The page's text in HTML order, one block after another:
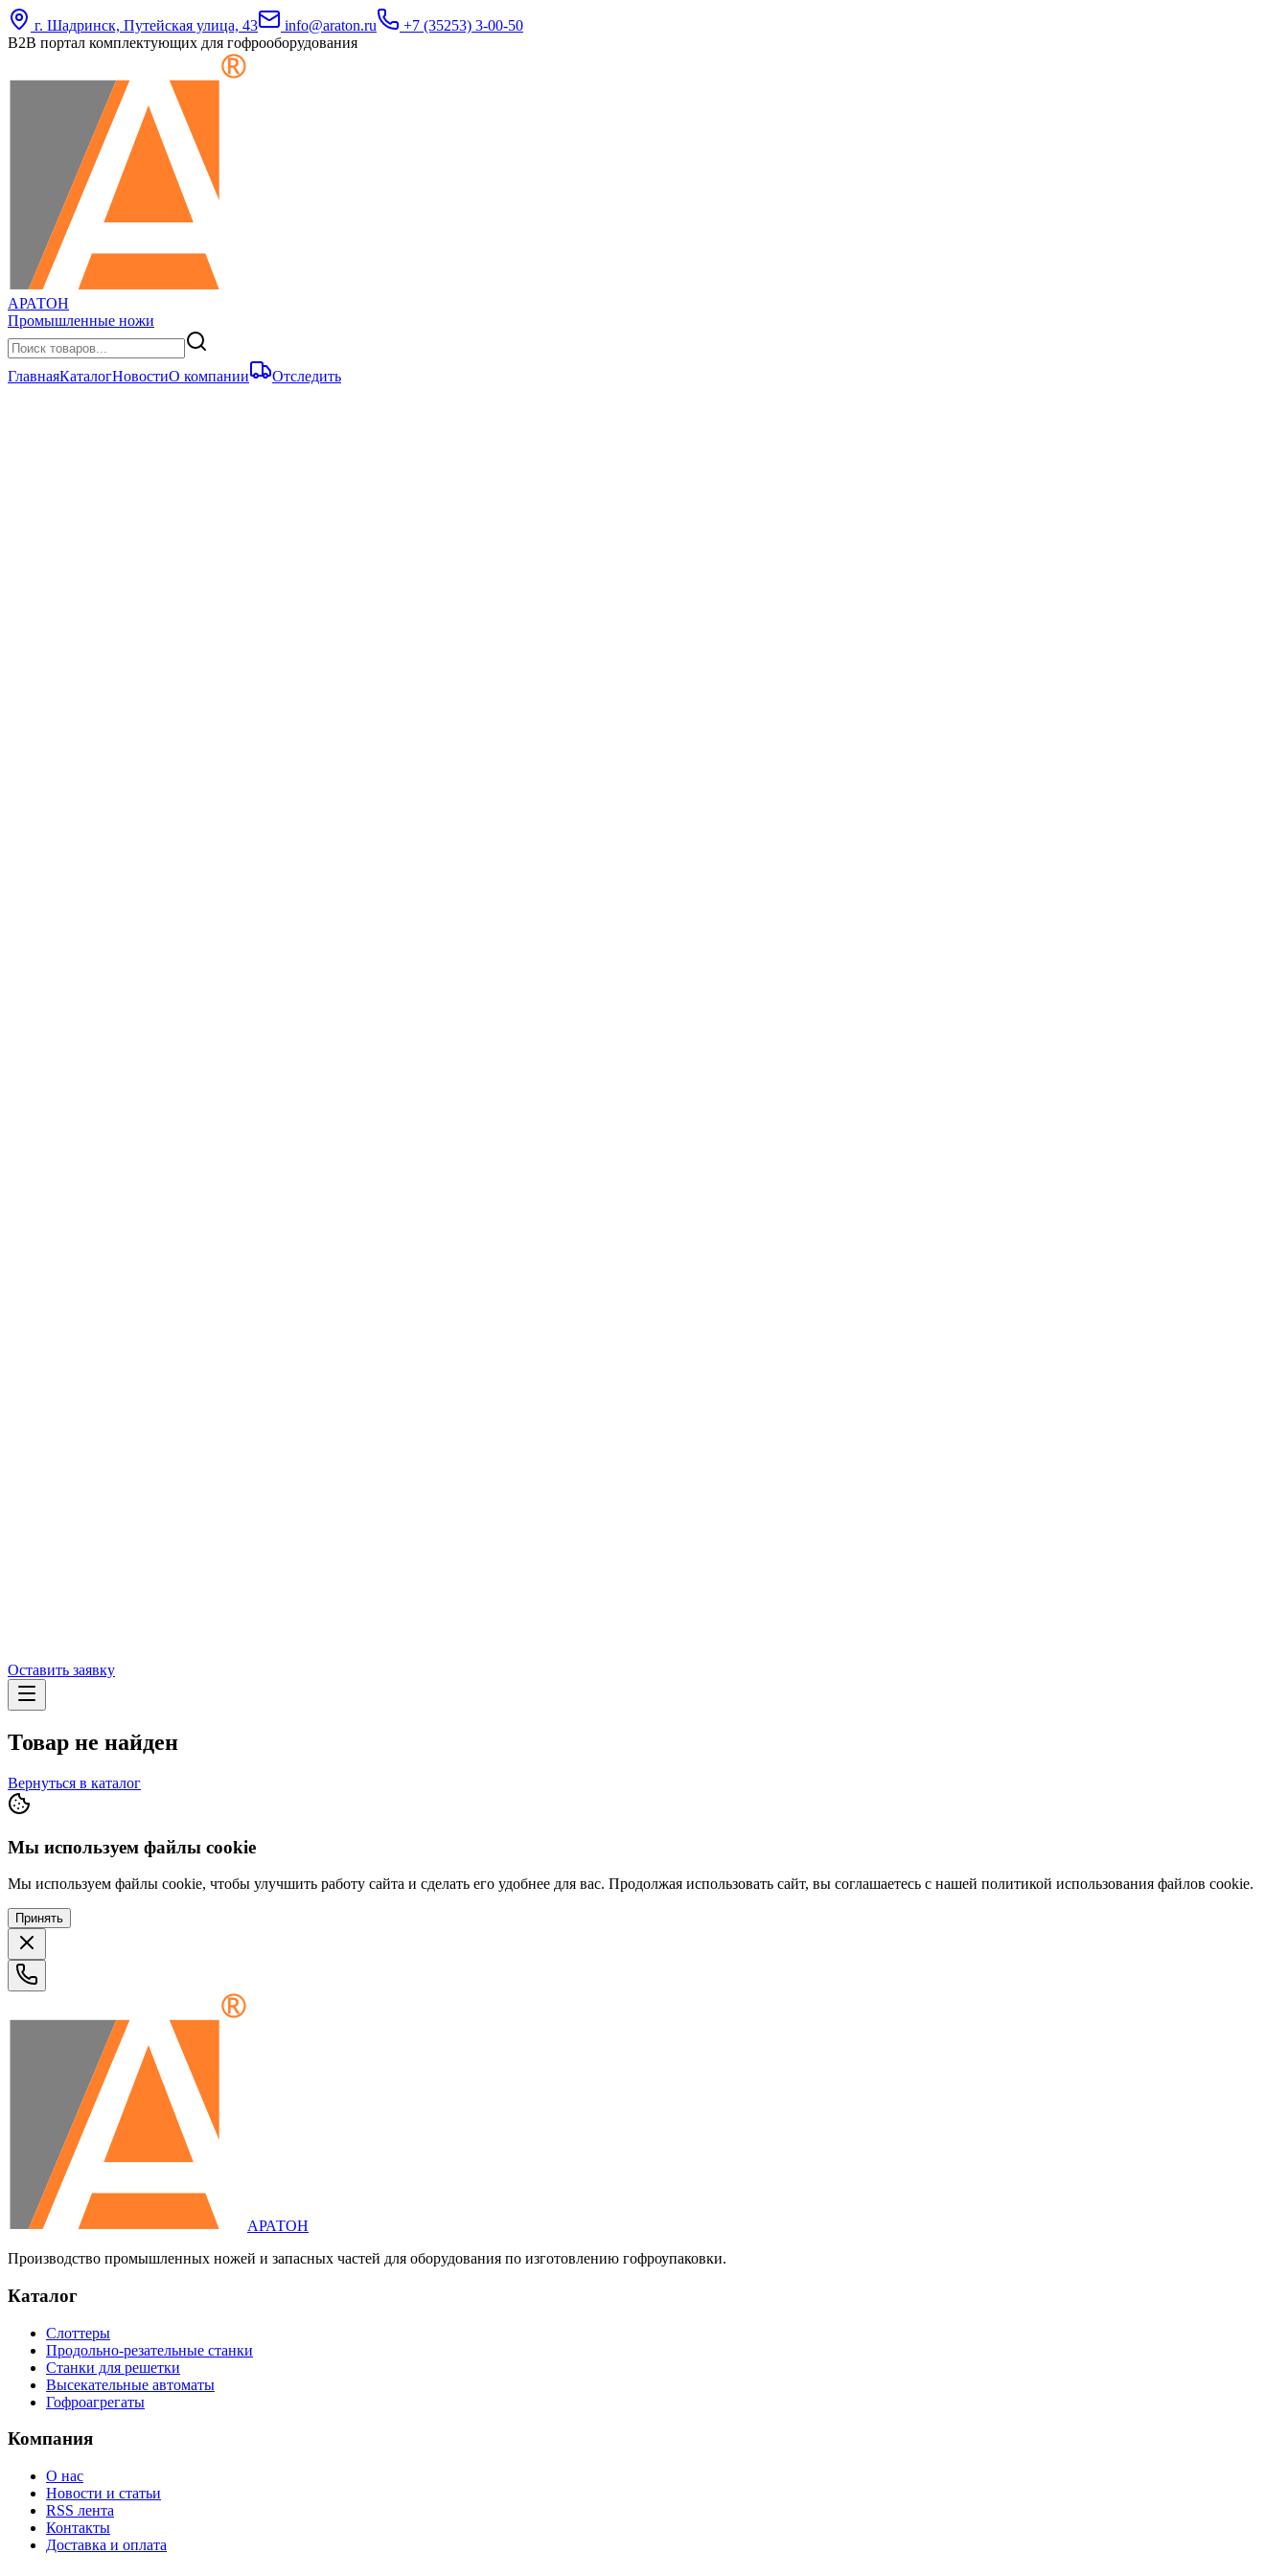
г. Шадринск, Путейская улица, 43 info@araton.ru
+7 (35253) 3-00-50
B2B портал комплектующих для гофрооборудования
АРАТОН
Промышленные ножи
ГлавнаяКаталогНовостиО компании Отследить
Оставить заявку
Товар не найден
Вернуться в каталог
Мы используем файлы cookie
Мы используем файлы cookie, чтобы улучшить работу сайта и сделать его удобнее для вас. Продолжая использовать сайт, вы соглашаетесь с нашей политикой использования файлов cookie.
Принять
АРАТОН
Производство промышленных ножей и запасных частей для оборудования по изготовлению гофроупаковки.
Каталог
Слоттеры
Продольно-резательные станки
Станки для решетки
Высекательные автоматы
Гофроагрегаты
Компания
О нас
Новости и статьи
RSS лента
Контакты
Доставка и оплата